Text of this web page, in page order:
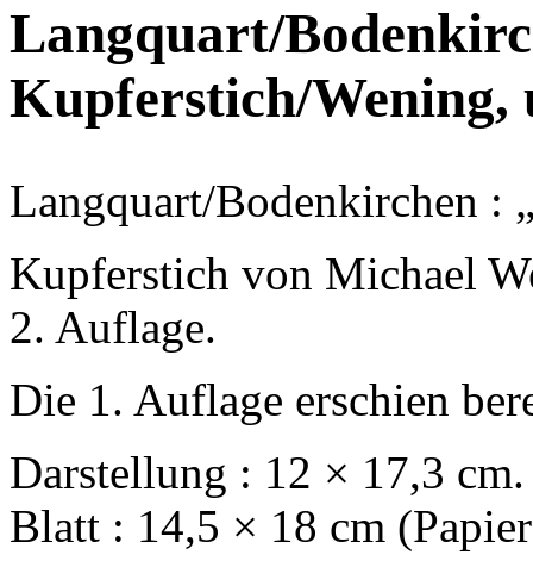
Langquart/
Kupferstich/Wening,
Langquart/Bodenkirchen :
Kupferstich von Michael
2. Auflage.
Die 1. Auflage erschien
Darstellung : 12 × 17,3 cm.
Blatt : 14,5 × 18 cm